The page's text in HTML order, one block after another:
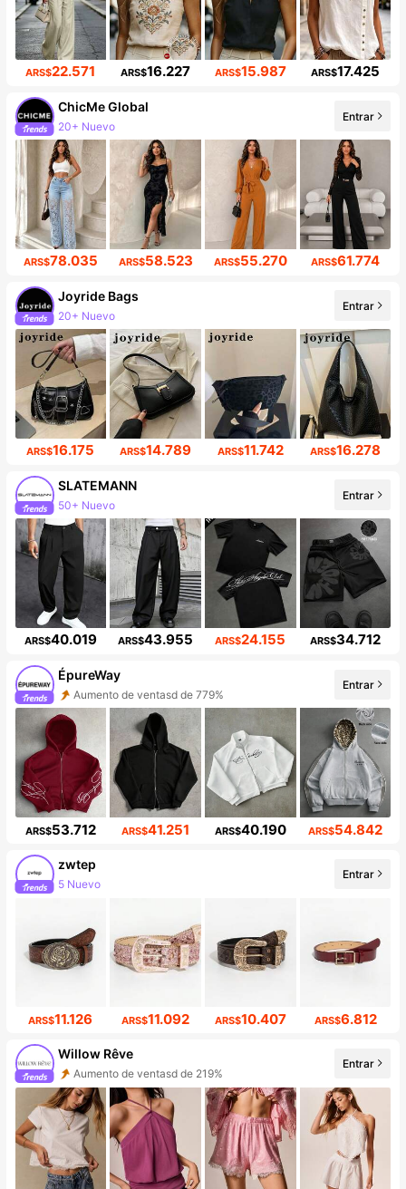
ARS$22.571 ARS$16.227 ARS$15.987 ARS$17.425
ChicMe Global
20+ Nuevo
Incremento de seguidores de 669%
Entrar
ARS$78.035 ARS$58.523 ARS$55.270 ARS$61.774
Joyride Bags
20+ Nuevo
Incremento de seguidores de 431%
Entrar
ARS$16.175 ARS$14.789 ARS$11.742 ARS$16.278
SLATEMANN
50+ Nuevo
25K seguidores
Entrar
ARS$40.019 ARS$43.955 ARS$24.155 ARS$34.712
ÉpureWay
Aumento de ventasd de 779%
Incremento de seguidores de 173%
Entrar
ARS$53.712 ARS$41.251 ARS$40.190 ARS$54.842
zwtep
5 Nuevo
10K seguidores
Entrar
ARS$11.126 ARS$11.092 ARS$10.407 ARS$6.812
Willow Rêve
Aumento de ventasd de 219%
Incremento de seguidores de 123%
Entrar